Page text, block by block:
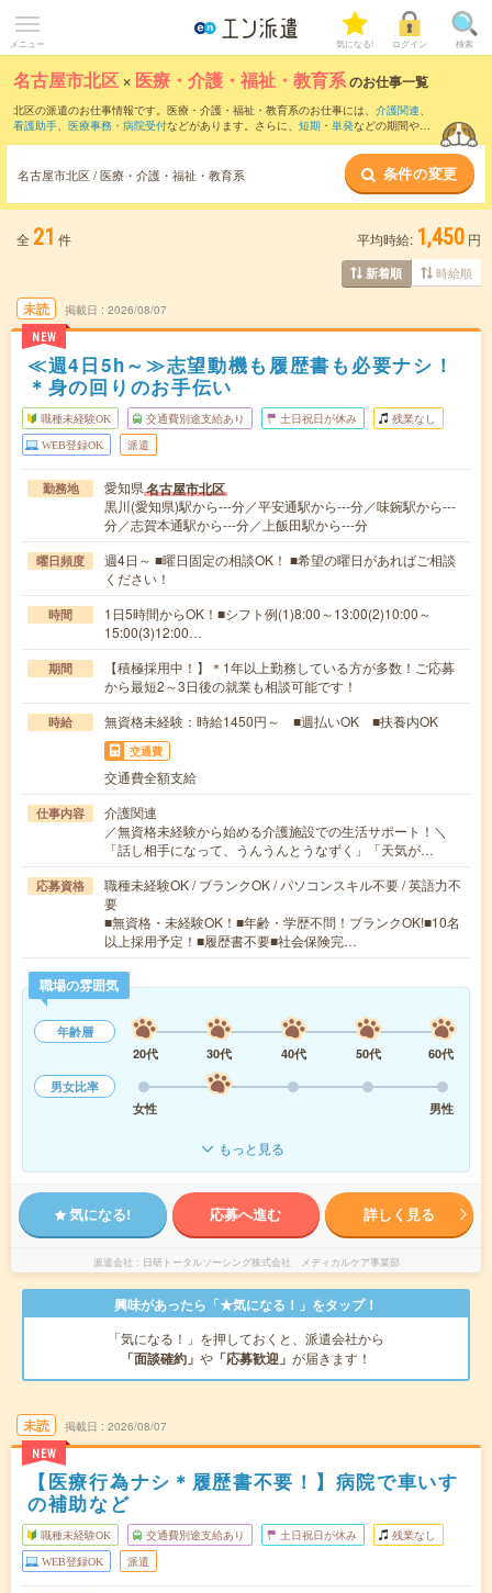
メニュー 気になる! ログイン 検索
名古屋市北区 × 医療・介護・福祉・教育系のお仕事一覧
北区の派遣のお仕事情報です。医療・介護・福祉・教育系のお仕事には、 介護関連、
看護助手、 医療事務・病院受付などがあります。さらに、 短期 ・ 単発などの期間や、
名古屋市北区 / 医療・介護・福祉・教育系 条件の変更
全 21 件 平均時給: 1,450 円
新着順 時給順
未読
NEW
掲載日 2026/08/07
≪週4日5h～≫志望動機も履歴書も必要ナシ！
＊身の回りのお手伝い
職種未経験OK 交通費別途支給あり 土日祝日が休み 残業なし
WEB登録OK 派遣
勤務地 愛知県名古屋市北区
黒川(愛知県)駅から---分／平安通駅から---分／味鋺駅から---
分／志賀本通駅から---分／上飯田駅から---分
曜日頻度
週4日～ ■曜日固定の相談OK！ ■希望の曜日があればご相談
ください！
時間
1日5時間からOK！■シフト例(1)8:00～13:00(2)10:00～
15:00(3)12:00…
期間
【積極採用中！】＊1年以上勤務している方が多数！ご応募
から最短2～3日後の就業も相談可能です！
時給 無資格未経験：時給1450円～ ■週払いOK ■扶養内OK
交通費
交通費全額支給
仕事内容
介護関連
／無資格未経験から始める介護施設での生活サポート！＼
「話し相手になって、うんうんとうなずく」「天気が…
応募資格
職種未経験OK / ブランクOK / パソコンスキル不要 / 英語力不
要
■無資格・未経験OK！■年齢・学歴不問！ブランクOK!■10名
以上採用予定！■履歴書不要■社会保険完…
職場の雰囲気
年齢層
20代
30代 40代 50代
60代
男女比率
女性
男性
もっと見る
気になる! 応募へ進む 詳しく見る
派遣会社 日研トータルソーシング株式会社 メディカルケア事業部
興味があったら「★気になる！」をタップ！
「気になる！」を押しておくと、派遣会社から
「面談確約」 や 「応募歓迎」 が届きます！
未読
NEW
掲載日 2026/08/07
【医療行為ナシ＊履歴書不要！】病院で車いす
の補助など
職種未経験OK 交通費別途支給あり 土日祝日が休み 残業なし
WEB登録OK 派遣